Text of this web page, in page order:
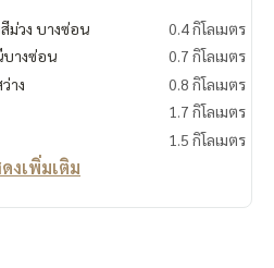
สีม่วง บางซ่อน
0.4 กิโลเมตร
บางซ่อน
0.7 กิโลเมตร
าง
0.8 กิโลเมตร
1.7 กิโลเมตร
1.5 กิโลเมตร
งเพิ่มเติม